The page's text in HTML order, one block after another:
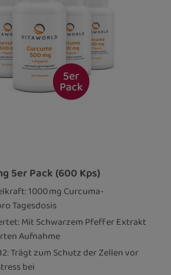
5er Pack (600 Kps)
1000 mg Curcuma-
Tagesdosis
Mit Schwarzem Pfeffer Extrakt
Aufnahme
Trägt zum Schutz der Zellen vor
bei